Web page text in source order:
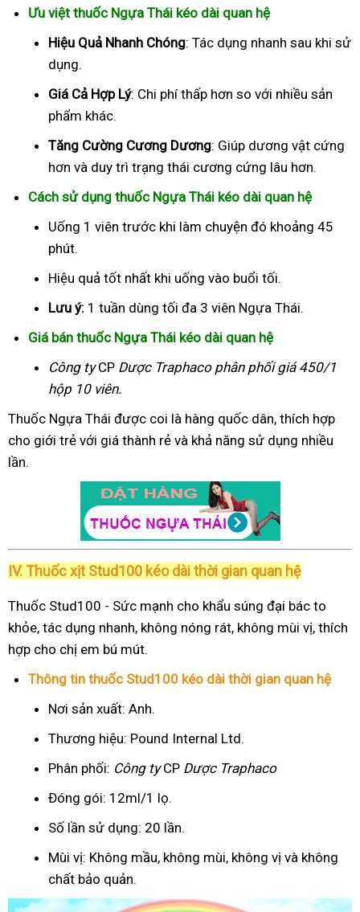
Ưu việt thuốc Ngựa Thái kéo dài quan hệ
Hiệu Quả Nhanh Chóng: Tác dụng nhanh sau khi sử
dụng.
Giá Cả Hợp Lý: Chi phí thấp hơn so với nhiều sản
phẩm khác.
Tăng Cường Cương Dương: Giúp dương vật cứng
hơn và duy trì trạng thái cương cứng lâu hơn.
Cách sử dụng thuốc Ngựa Thái kéo dài quan hệ
Uống 1 viên trước khi làm chuyện đó khoảng 45
phút.
Hiệu quả tốt nhất khi uống vào buổi tối.
Lưu ý: 1 tuần dùng tối đa 3 viên Ngựa Thái.
Giá bán thuốc Ngựa Thái kéo dài quan hệ
Công tyCP Dược Traphacophân phối giá 450/1
hộp 10 viên.
Thuốc Ngựa Thái được coi là hàng quốc dân, thích hợp
cho giới trẻ với giá thành rẻ và khả năng sử dụng nhiều
lần.
IV. Thuốc xịt Stud100 kéo dài thời gian quan hệ
Thuốc Stud100 - Sức mạnh cho khẩu súng đại bác to
khỏe, tác dụng nhanh, không nóng rát, không mùi vị, thích
hợp cho chị em bú mút.
Thông tin thuốc Stud100 kéo dài thời gian quan hệ
Nơi sản xuất: Anh.
Thương hiệu: Pound Internal Ltd.
Phân phối: Công tyCP Dược Traphaco
Đóng gói: 12ml/1 lọ.
Số lần sử dụng: 20 lần.
Mùi vị: Không mầu, không mùi, không vị và không
chất bảo quản.